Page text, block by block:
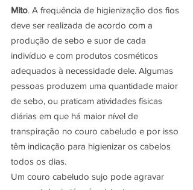
Mito. A frequência de higienização dos fios
deve ser realizada de acordo com a
produção de sebo e suor de cada
indivíduo e com produtos cosméticos
adequados à necessidade dele. Algumas
pessoas produzem uma quantidade maior
de sebo, ou praticam atividades físicas
diárias em que há maior nível de
transpiração no couro cabeludo e por isso
têm indicação para higienizar os cabelos
todos os dias.
Um couro cabeludo sujo pode agravar